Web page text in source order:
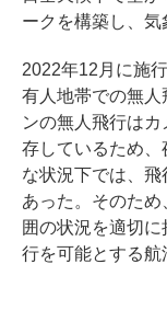
ークを構築し、気
2022年12月に施
有人地帯での無
ンの無人飛行は
存しているため
な状況下では、
あった。そのた
囲の状況を適切
行を可能とする航